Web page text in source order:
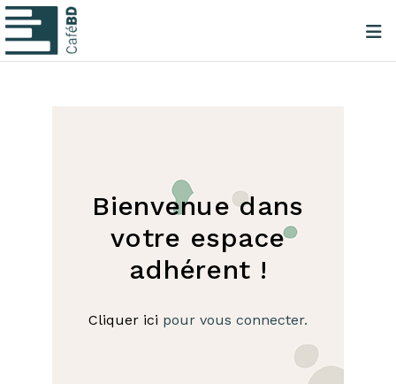
Bienvenue dans
votre espace
adhérent !
Cliquer ici pour vous connecter.